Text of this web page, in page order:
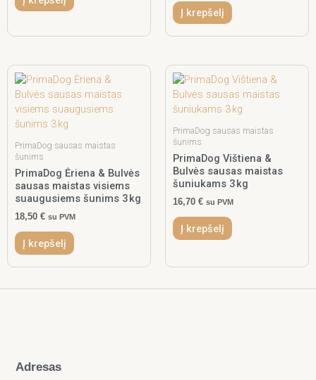
Į krepšelį
PrimaDog sausas maistas
šunims
PrimaDog Ėriena & Bulvės
sausas maistas visiems
suaugusiems šunims 3 kg
18,50 € su PVM
Į krepšelį
PrimaDog sausas maistas
šunims
PrimaDog Vištiena &
Bulvės sausas maistas
šuniukams 3 kg
16,70 € su PVM
Į krepšelį
Adresas